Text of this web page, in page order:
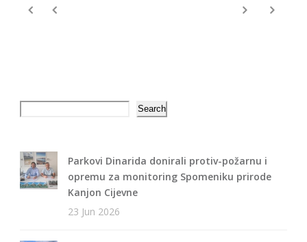
Search
Parkovi Dinarida donirali protiv-požarnu i
opremu za monitoring Spomeniku prirode
Kanjon Cijevne
23 Jun 2026